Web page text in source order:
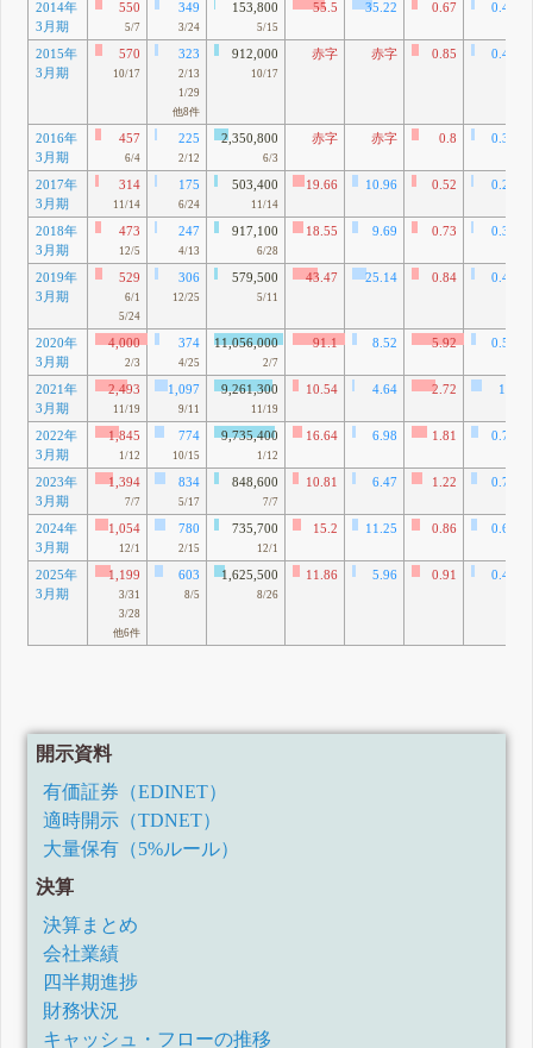
2014年
3月期
550
5/7
349
3/24
153,800
5/15
55.5 35.22 0.67 0.43
2015年
3月期
570
10/17
323
2/13
1/29
他8件
912,000
10/17
赤字 赤字 0.85 0.48
2016年
3月期
457
6/4
225
2/12
2,350,800
6/3
赤字 赤字 0.8 0.39
2017年
3月期
314
11/14
175
6/24
503,400
11/14
19.66 10.96 0.52 0.29
2018年
3月期
473
12/5
247
4/13
917,100
6/28
18.55 9.69 0.73 0.38
2019年
3月期
529
6/1
5/24
306
12/25
579,500
5/11
43.47 25.14 0.84 0.48
2020年
3月期
4,000
2/3
374
4/25
11,056,000
2/7
91.1 8.52 5.92 0.55
2021年
3月期
2,493
11/19
1,097
9/11
9,261,300
11/19
10.54 4.64 2.72 1.2
2022年
3月期
1,845
1/12
774
10/15
9,735,400
1/12
16.64 6.98 1.81 0.76
2023年
3月期
1,394
7/7
834
5/17
848,600
7/7
10.81 6.47 1.22 0.73
2024年
3月期
1,054
12/1
780
2/15
735,700
12/1
15.2 11.25 0.86 0.64
2025年
3月期
1,199
3/31
3/28
他6件
603
8/5
1,625,500
8/26
11.86 5.96 0.91 0.46
開示資料
有価証券（EDINET）
適時開示（TDNET）
大量保有（5%ルール）
決算
決算まとめ
会社業績
四半期進捗
財務状況
キャッシュ・フローの推移